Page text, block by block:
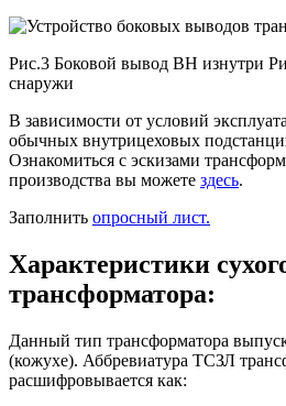
Рис.3 Боковой вывод ВН изнутри
снаружи
В зависимости от условий
обычных внутрицеховых
Ознакомиться с эскизами
производства вы можете здесь.
Заполнить опросный лист.
Характеристики
трансформатора:
Данный тип трансформатора
(кожухе). Аббревиатура ТСЗЛ
расшифровывается как: